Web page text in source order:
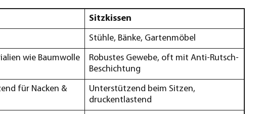
Sitzkissen
Stühle, Bänke, Gartenmöbel
wie Baumwolle
Robustes Gewebe, oft mit Anti-Rutsch-
Beschichtung
für Nacken &
Unterstützend beim Sitzen,
druckentlastend